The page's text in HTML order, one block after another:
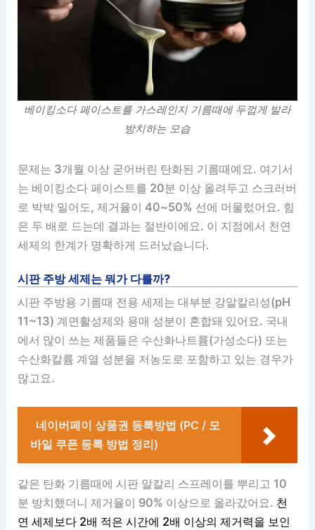
베이킹소다 페이스트를 가스레인지 기름때에 두껍게 발라
방치하는 모습
문제는 3개월 이상 굳어버린 탄화된 기름때예요. 여기서
는 베이킹소다 페이스트를 20분 이상 올려두고 스크러버
로 박박 밀어도, 제거율이 40~50% 선에 머물렀어요. 힘
은 두 배로 드는데 결과는 절반이에요. 이 지점에서 천연
세제의 한계가 명확하게 드러났습니다.
시판 주방 세제는 뭐가 다를까?
시판 주방용 기름때 전용 세제는 대부분 강알칼리성(pH
11~13) 계면활성제와 용매 성분이 혼합돼 있어요. 국내
에서 많이 쓰는 제품들은 수산화나트륨(가성소다) 또는
수산화칼륨 계열 성분을 저농도로 포함하고 있는 경우가
많고요.
네이버페이 상품권 등록방법 (PC / 모
바일 쿠폰 등록 방법 정리)
같은 탄화 기름때에 시판 알칼리 스프레이를 뿌리고 10
분 방치했더니 제거율이 90% 이상으로 올라갔어요. 천
연 세제보다 2배 적은 시간에 2배 이상의 제거력을 보인